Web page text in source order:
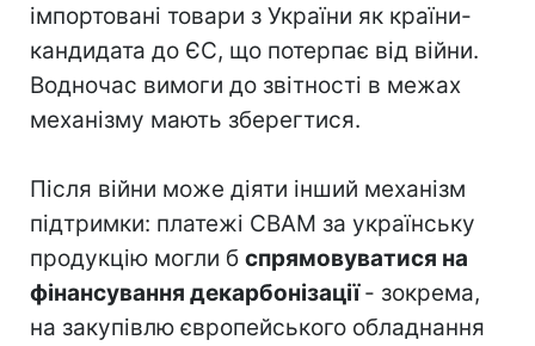
імпортовані товари з України як країни-
кандидата до ЄС, що потерпає від війни.
Водночас вимоги до звітності в межах
механізму мають зберегтися.
Після війни може діяти інший механізм
підтримки: платежі CBAM за українську
продукцію могли б спрямовуватися на
фінансування декарбонізації- зокрема,
на закупівлю європейського обладнання